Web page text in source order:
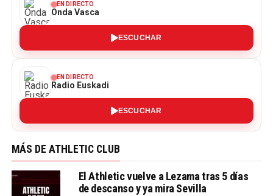
EN DIRECTO
Onda Vasca
ESCUCHAR
EN DIRECTO
Radio Euskadi
ESCUCHAR
MÁS DE ATHLETIC CLUB
El Athletic vuelve a Lezama tras 5 días
de descanso y ya mira Sevilla